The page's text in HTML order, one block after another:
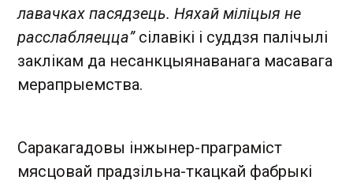
лавачках пасядзець. Няхай міліцыя не
расслабляецца”сілавікі і суддзя палічылі
заклікам да несанкцыянаванага масавага
мерапрыемства.
Саракагадовы інжынер-праграміст
мясцовай прадзільна-ткацкай фабрыкі